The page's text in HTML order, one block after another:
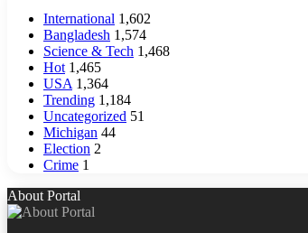
International 1,602
Bangladesh 1,574
Science & Tech 1,468
Hot 1,465
USA 1,364
Trending 1,184
Uncategorized 51
Michigan 44
Election 2
Crime 1
About Portal